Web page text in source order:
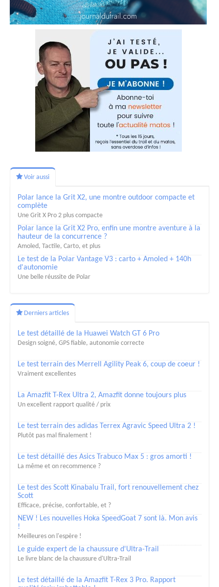
Voir aussi
Polar lance la Grit X2, une montre outdoor compacte et
complète
Une Grit X Pro 2 plus compacte
Polar lance la Grit X2 Pro, enfin une montre aventure à la
hauteur de la concurrence ?
Amoled, Tactile, Carto, et plus
Le test de la Polar Vantage V3 : carto + Amoled + 140h
d'autonomie
Une belle réussite de Polar
Derniers articles
Le test détaillé de la Huawei Watch GT 6 Pro
Design soigné, GPS fiable, autonomie correcte
Le test terrain des Merrell Agility Peak 6, coup de coeur !
Vraiment excellentes
La Amazfit T-Rex Ultra 2, Amazfit donne toujours plus
Un excellent rapport qualité / prix
Le test terrain des adidas Terrex Agravic Speed Ultra 2 !
Plutôt pas mal finalement !
Le test détaillé des Asics Trabuco Max 5 : gros amorti !
La même et on recommence ?
Le test des Scott Kinabalu Trail, fort renouvellement chez
Scott
Efficace, précise, confortable, et ?
NEW ! Les nouvelles Hoka SpeedGoat 7 sont là. Mon avis
!
Meilleures on l'espère !
Le guide expert de la chaussure d'Ultra-Trail
Le livre blanc de la chaussure d'Ultra-Trail
Le test détaillé de la Amazfit T-Rex 3 Pro. Rapport